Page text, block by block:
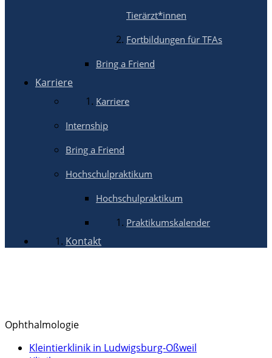
Tierärzt*innen
Fortbildungen für TFAs
Bring a Friend
Karriere
Karriere
Internship
Bring a Friend
Hochschulpraktikum
Hochschulpraktikum
Praktikumskalender
Kontakt
Ophthalmologie
Kleintierklinik in Ludwigsburg-Oßweil